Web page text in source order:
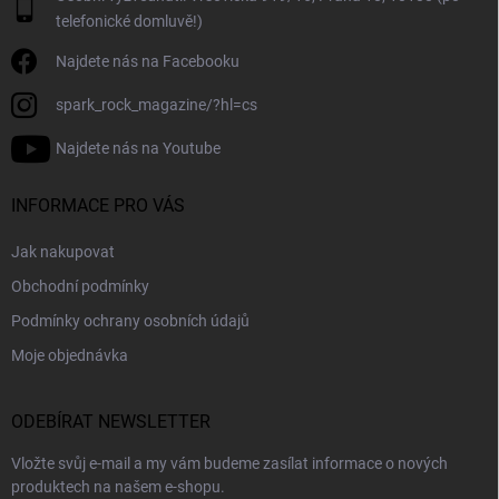
telefonické domluvě!)
Najdete nás na Facebooku
spark_rock_magazine/?hl=cs
Najdete nás na Youtube
INFORMACE PRO VÁS
Jak nakupovat
Obchodní podmínky
Podmínky ochrany osobních údajů
Moje objednávka
ODEBÍRAT NEWSLETTER
Vložte svůj e-mail a my vám budeme zasílat informace o nových
produktech na našem e-shopu.